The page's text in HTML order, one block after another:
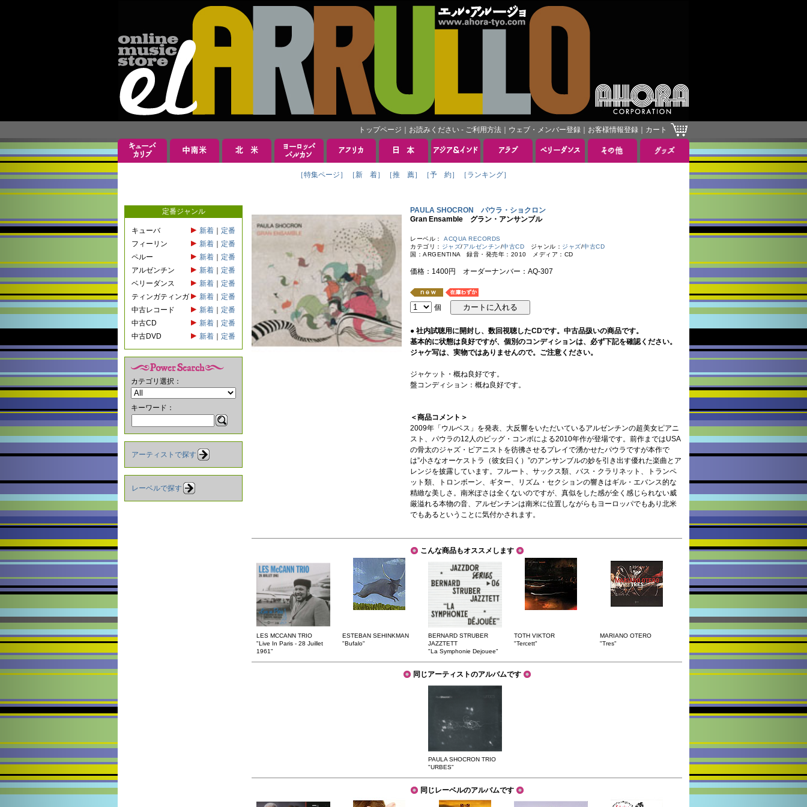
トップページ お読みください - ご利用方法 ウェブ・メンバー登録 お客様情報登録 カート
［特集ページ］ ［新 着］ ［推 薦］ ［予 約］ ［ランキング］
定番ジャンル
キューバ 新着
定番
フィーリン
新着
定番
ペルー
新着
定番
アルゼンチン
新着
定番
ベリーダンス
新着
定番
ティンガティンガ
新着
定番
中古レコード
新着
定番
中古CD
新着
定番
中古DVD
新着 定番
カテゴリ選択：
キーワード：
アーティストで探す
レーベルで探す
PAULA SHOCRON パウラ・ショクロン
Gran Ensamble グラン・アンサンブル
レーベル： ACQUA RECORDS
カテゴリ： ジャズ/アルゼンチン/中古CD ジャンル： ジャズ/中古CD
国：ARGENTINA 録音・発売年：2010 メディア：CD
価格：1400円 オーダーナンバー：AQ-307
個
● 社内試聴用に開封し、数回視聴したCDです。中古品扱いの商品です。
基本的に状態は良好ですが、個別のコンディションは、必ず下記を確認ください。
ジャケ写は、実物ではありませんので。ご注意ください。
ジャケット・概ね良好です。
盤コンディション：概ね良好です。
＜商品コメント＞
2009年「ウルベス」を発表、大反響をいただいているアルゼンチンの超美女ピアニ
スト、パウラの12人のビッグ・コンボによる2010年作が登場です。前作まではUSA
の骨太のジャズ・ピアニストを彷彿させるプレイで湧かせたパウラですが本作で
は”小さなオーケストラ（彼女曰く）”のアンサンブルの妙を引き出す優れた楽曲とア
レンジを披露しています。フルート、サックス類、バス・クラリネット、トランペ
ット類、トロンボーン、ギター、リズム・セクションの響きはギル・エバンス的な
精緻な美しさ。南米ぽさは全くないのですが、真似をした感が全く感じられない威
厳溢れる本物の音、アルゼンチンは南米に位置しながらもヨーロッパでもあり北米
でもあるということに気付かされます。
こんな商品もオススメします
LES MCCANN TRIO
"Live In Paris - 28 Juillet
1961"
ESTEBAN SEHINKMAN
"Bufalo"
BERNARD STRUBER
JAZZTETT
"La Symphonie Dejouee"
TOTH VIKTOR
"Tercett"
MARIANO OTERO
"Tres"
同じアーティストのアルバムです
PAULA SHOCRON TRIO
"URBES"
同じレーベルのアルバムです